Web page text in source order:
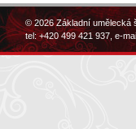
© 2026 Základní umělecká
tel: +420 499 421 937, e-